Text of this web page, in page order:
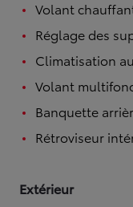
Volant
Réglage des
Climatisation
Volant
Banquette
Rétroviseur
Extérieur